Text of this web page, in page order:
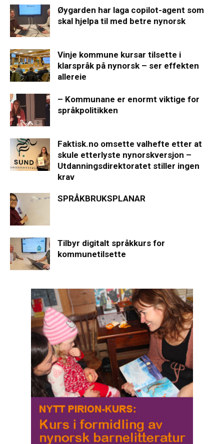
Øygarden har laga copilot-agent som
skal hjelpa til med betre nynorsk
Vinje kommune kursar tilsette i
klarspråk på nynorsk – ser effekten
allereie
– Kommunane er enormt viktige for
språkpolitikken
Faktisk.no omsette valhefte etter at
skule etterlyste nynorskversjon –
Utdanningsdirektoratet stiller ingen
krav
SPRÅKBRUKSPLANAR
Tilbyr digitalt språkkurs for
kommunetilsette